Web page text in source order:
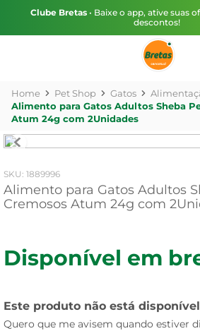
Clube Bretas • Baixe o app, ative suas
descontos!
Pet Shop Gatos
Alimento para Gatos Adultos Sheba
Atum 24g com 2Unidades
: 1889996
Alimento para Gatos Adultos
Cremosos Atum 24g com
Disponível em
Este produto não está
Quero que me avisem quando estiver